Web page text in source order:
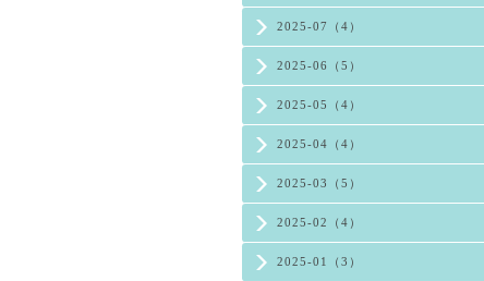
2025-07（4）
2025-06（5）
2025-05（4）
2025-04（4）
2025-03（5）
2025-02（4）
2025-01（3）